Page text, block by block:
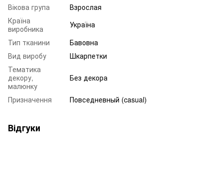
Вікова група
Взрослая
Країна
виробника
Україна
Тип тканини
Бавовна
Вид виробу
Шкарпетки
Тематика
декору,
малюнку
Без декора
Призначення Повседневный (casual)
Відгуки